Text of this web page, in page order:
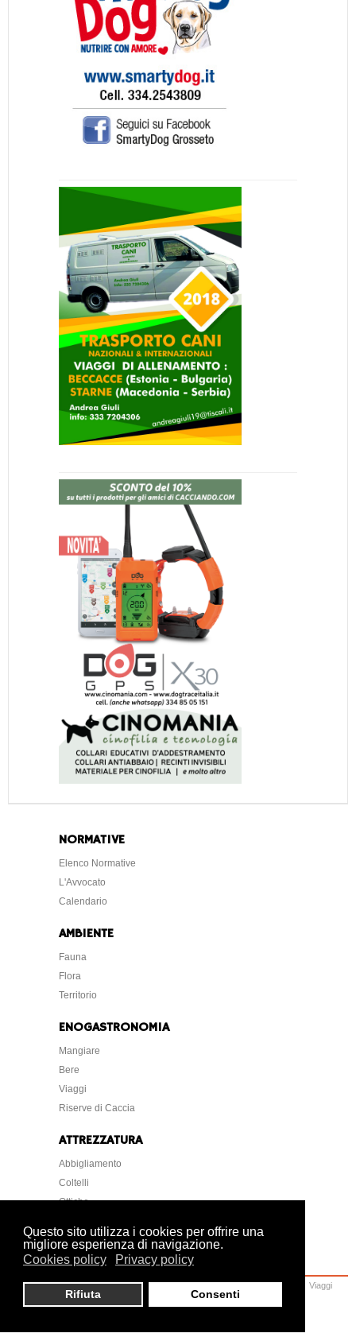
Questo sito utilizza i cookies per offrire una
migliore esperienza di navigazione.
Cookies policy
Privacy policy
Rifiuta Consenti
NORMATIVE
Elenco Normative
L'Avvocato
Calendario
AMBIENTE
Fauna
Flora
Territorio
ENOGASTRONOMIA
Mangiare
Bere
Viaggi
Riserve di Caccia
ATTREZZATURA
Abbigliamento
Coltelli
Ottiche
Home Caccia Armi Attrezzatura
Viaggi
Ambiente